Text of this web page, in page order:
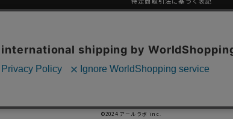
プライバシーポリシー
©2024 アールラボ inc.